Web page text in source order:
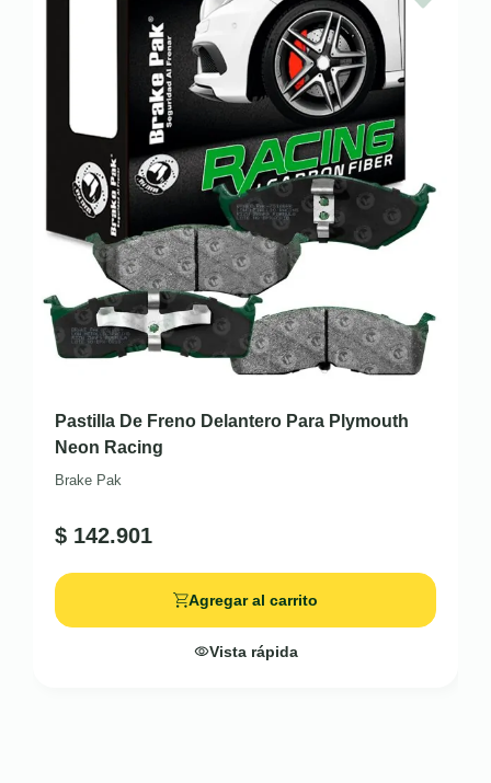
Pastilla De Freno Delantero Para Plymouth
Neon Racing
Brake Pak
$ 142.901
Agregar al carrito
Vista rápida